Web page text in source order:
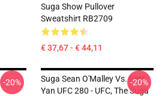
Suga Show Pullover
Sweatshirt RB2709
€ 37,67 - € 44,11
-20%
Suga Sean O'Malley Vs. Petr
Yan UFC 280 - UFC, The Suga
-20%